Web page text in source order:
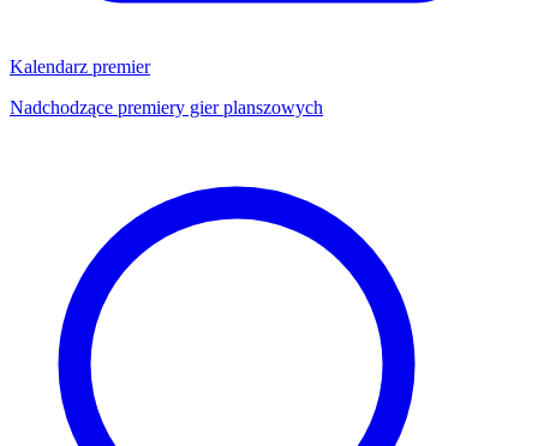
Kalendarz premier
Nadchodzące premiery gier planszowych